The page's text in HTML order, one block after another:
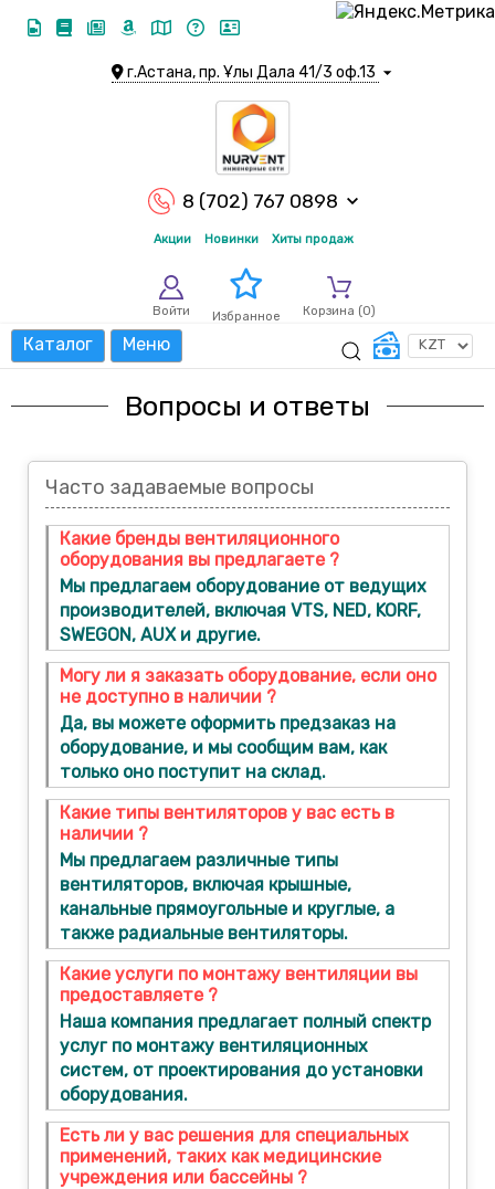
г.Астана, пр. Ұлы Дала 41/3 оф.13
8 (702) 767 0898
Акции Новинки Хиты продаж
Войти Избранное Корзина (0)
Каталог Меню
Вопросы и ответы
Часто задаваемые вопросы
Какие бренды вентиляционного
оборудования вы предлагаете ?
Мы предлагаем оборудование от ведущих
производителей, включая VTS, NED, KORF,
SWEGON, AUX и другие.
Могу ли я заказать оборудование, если оно
не доступно в наличии ?
Да, вы можете оформить предзаказ на
оборудование, и мы сообщим вам, как
только оно поступит на склад.
Какие типы вентиляторов у вас есть в
наличии ?
Мы предлагаем различные типы
вентиляторов, включая крышные,
канальные прямоугольные и круглые, а
также радиальные вентиляторы.
Какие услуги по монтажу вентиляции вы
предоставляете ?
Наша компания предлагает полный спектр
услуг по монтажу вентиляционных
систем, от проектирования до установки
оборудования.
Есть ли у вас решения для специальных
применений, таких как медицинские
учреждения или бассейны ?